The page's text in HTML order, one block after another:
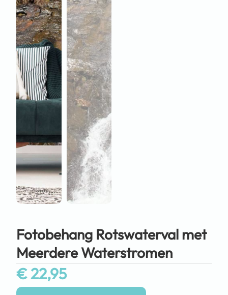
Fotobehang Rotswaterval met
Meerdere Waterstromen
€22,95